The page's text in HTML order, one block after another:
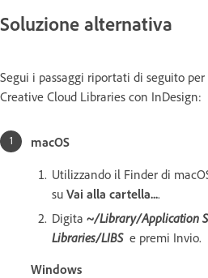
Soluzione alternativa
Segui i passaggi riportati di seguito
Creative Cloud Libraries con InDesign:
macOS
Utilizzando il Finder di
su Vai alla cartella....
Digita ~/Library/Application
Libraries/LIBSe premi Invio.
Windows